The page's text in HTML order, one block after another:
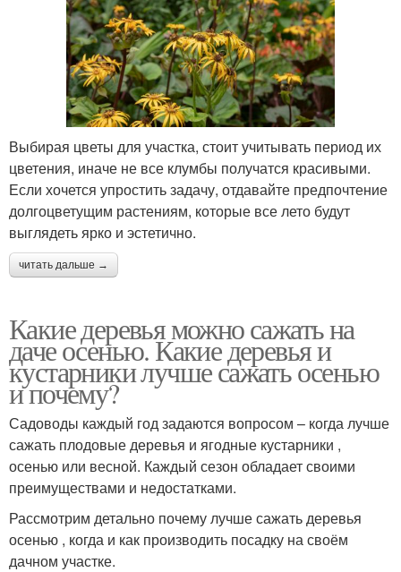
Выбирая цветы для участка, стоит учитывать период их
цветения, иначе не все клумбы получатся красивыми.
Если хочется упростить задачу, отдавайте предпочтение
долгоцветущим растениям, которые все лето будут
выглядеть ярко и эстетично.
читать дальше →
Какие деревья можно сажать на
даче осенью. Какие деревья и
кустарники лучше сажать осенью
и почему?
Садоводы каждый год задаются вопросом – когда лучше
сажать плодовые деревья и ягодные кустарники ,
осенью или весной. Каждый сезон обладает своими
преимуществами и недостатками.
Рассмотрим детально почему лучше сажать деревья
осенью , когда и как производить посадку на своём
дачном участке.